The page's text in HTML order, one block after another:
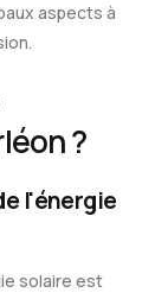
aspects à
?
l'énergie
solaire est